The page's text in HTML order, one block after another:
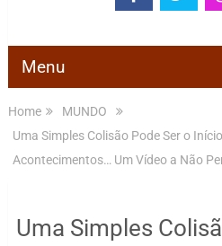
Menu
Home
MUNDO
Uma Simples Colisão Pode Ser o
Acontecimentos… Um Vídeo a Não
Uma Simples